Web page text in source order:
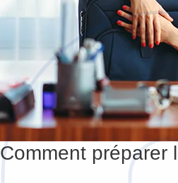
Comment préparer